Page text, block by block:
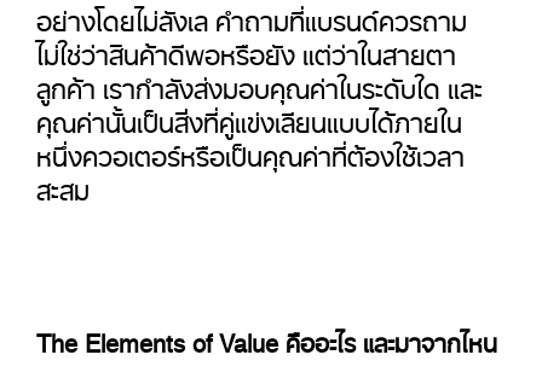
อย่างโดยไม่ลังเล คำถามที่แบรนด์ควรถาม
ไม่ใช่ว่าสินค้าดีพอหรือยัง แต่ว่าในสายตา
ลูกค้า เรากำลังส่งมอบคุณค่าในระดับใด และ
คุณค่านั้นเป็นสิ่งที่คู่แข่งเลียนแบบได้ภายใน
หนึ่งควอเตอร์หรือเป็นคุณค่าที่ต้องใช้เวลา
สะสม
The Elements of Value คืออะไร และมาจากไหน